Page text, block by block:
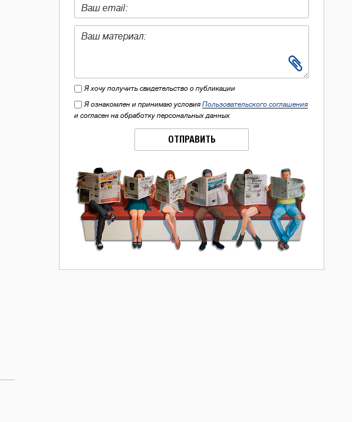
Я хочу получить свидетельство о публикации
Я ознакомлен и принимаю условия Пользовательского соглашения
и согласен на обработку персональных данных
ОТПРАВИТЬ